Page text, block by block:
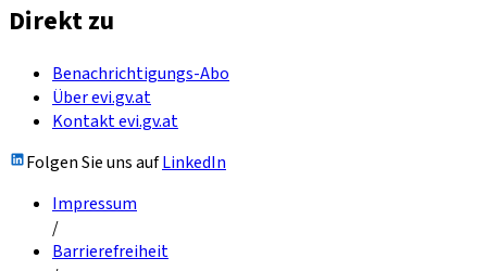
Direkt zu
Benachrichtigungs-Abo
Über evi.gv.at
Kontakt evi.gv.at
Folgen Sie uns aufLinkedIn
Impressum
/
Barrierefreiheit